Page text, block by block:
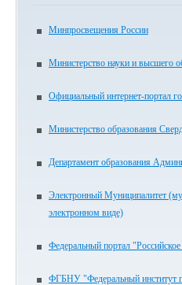
Минпросвещения России
Министерство науки и высшего
Официальный интернет-портал
Министерство образования
Департамент образования
Электронный Муниципалитет
электронном виде)
Федеральный портал
ФГБНУ "Федеральный институт